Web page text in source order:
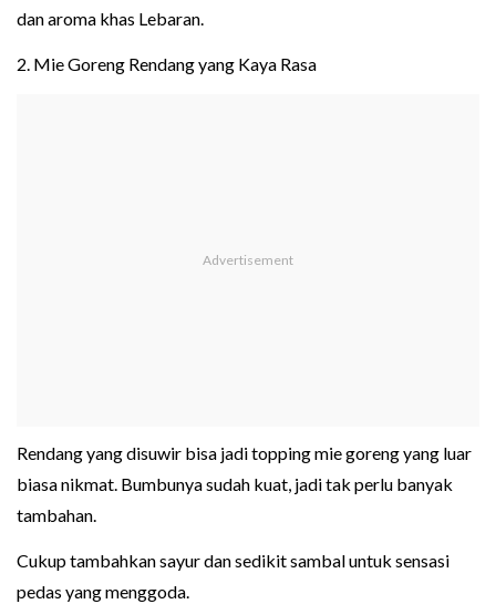
dan aroma khas Lebaran.
2. Mie Goreng Rendang yang Kaya Rasa
Rendang yang disuwir bisa jadi topping mie goreng yang luar
biasa nikmat. Bumbunya sudah kuat, jadi tak perlu banyak
tambahan.
Cukup tambahkan sayur dan sedikit sambal untuk sensasi
pedas yang menggoda.